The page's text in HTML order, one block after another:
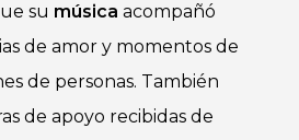
su música acompañó
de amor y momentos de
de personas. También
de apoyo recibidas de